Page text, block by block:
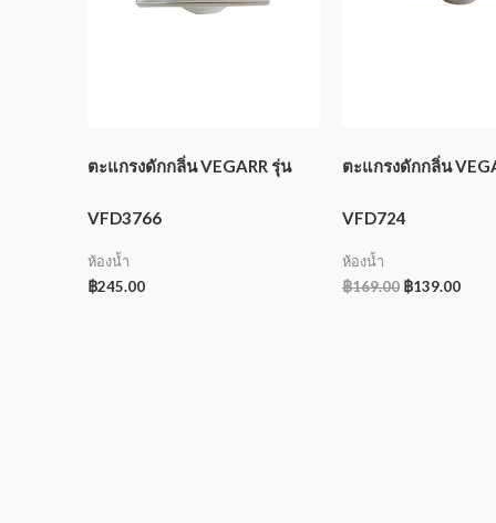
ตะแกรงดักกลิ่น VEGARR รุ่น
VFD3766
ห้องน้ำ
฿245.00
ตะแกรงดักกลิ่น
VFD724
ห้องน้ำ
฿169.00 ฿139.00